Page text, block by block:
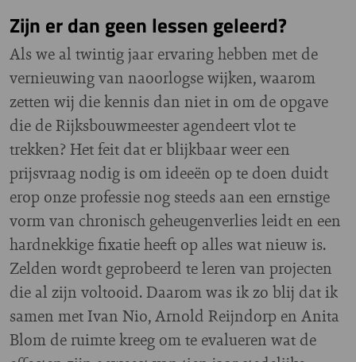
Zijn er dan geen lessen geleerd?
Als we al twintig jaar ervaring hebben met de
vernieuwing van naoorlogse wijken, waarom
zetten wij die kennis dan niet in om de opgave
die de Rijksbouwmeester agendeert vlot te
trekken? Het feit dat er blijkbaar weer een
prijsvraag nodig is om ideeën op te doen duidt
erop onze professie nog steeds aan een ernstige
vorm van chronisch geheugenverlies leidt en een
hardnekkige fixatie heeft op alles wat nieuw is.
Zelden wordt geprobeerd te leren van projecten
die al zijn voltooid. Daarom was ik zo blij dat ik
samen met Ivan Nio, Arnold Reijndorp en Anita
Blom de ruimte kreeg om te evalueren wat de